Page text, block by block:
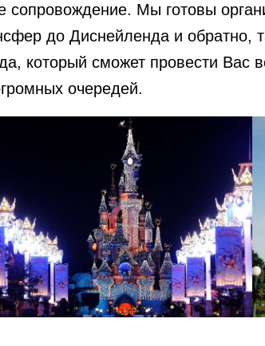
сопровождение. Мы готовы
до Диснейленда и обратно,
который сможет провести Вас
очередей.